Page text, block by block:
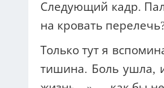
Следующий кадр.
на кровать
Только тут я
тишина. Боль ушла,